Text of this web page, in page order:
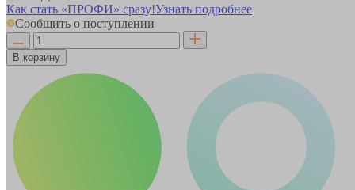
Как стать «ПРОФИ» сразу!Узнать подробнее
Сообщить о поступлении
В корзину